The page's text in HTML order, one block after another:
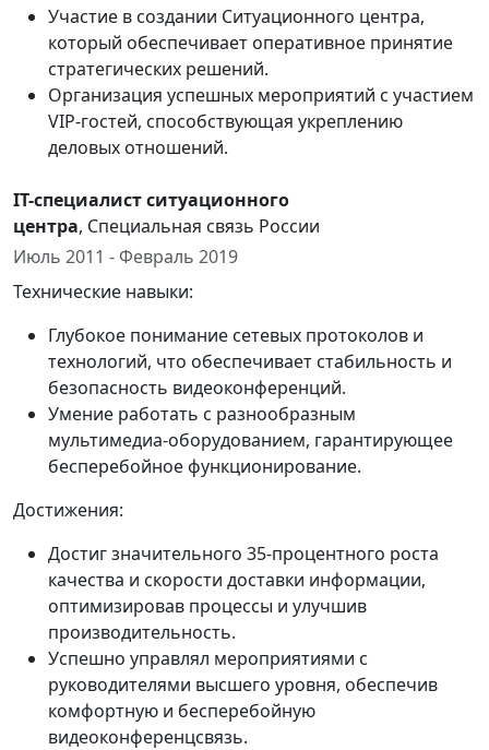
Участие в создании Ситуационного центра,
который обеспечивает оперативное принятие
стратегических решений.
Организация успешных мероприятий с участием
VIP-гостей, способствующая укреплению
деловых отношений.
IT-специалист ситуационного
центра, Специальная связь России
Июль 2011 - Февраль 2019
Технические навыки:
Глубокое понимание сетевых протоколов и
технологий, что обеспечивает стабильность и
безопасность видеоконференций.
Умение работать с разнообразным
мультимедиа-оборудованием, гарантирующее
бесперебойное функционирование.
Достижения:
Достиг значительного 35-процентного роста
качества и скорости доставки информации,
оптимизировав процессы и улучшив
производительность.
Успешно управлял мероприятиями с
руководителями высшего уровня, обеспечив
комфортную и бесперебойную
видеоконференцсвязь.